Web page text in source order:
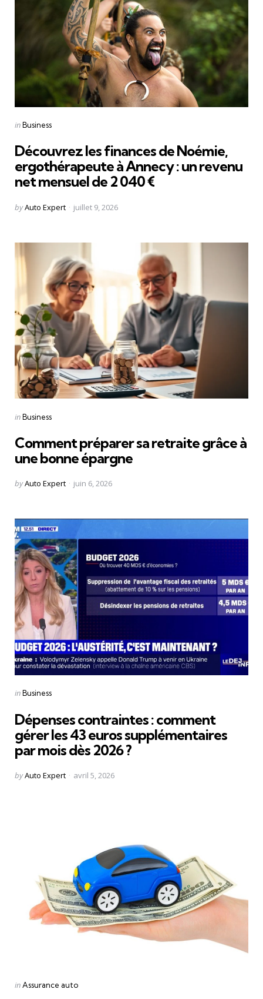
Categories
Posted
inBusiness
Découvrez les finances de Noémie,
ergothérapeute à Annecy : un revenu
net mensuel de 2 040 €
Posted
byAuto Expert juillet 9, 2026
Categories
Posted
inBusiness
Comment préparer sa retraite grâce à
une bonne épargne
Posted
byAuto Expert juin 6, 2026
Categories
Posted
inBusiness
Dépenses contraintes : comment
gérer les 43 euros supplémentaires
par mois dès 2026 ?
Posted
byAuto Expert avril 5, 2026
Categories
Posted
inAssurance auto